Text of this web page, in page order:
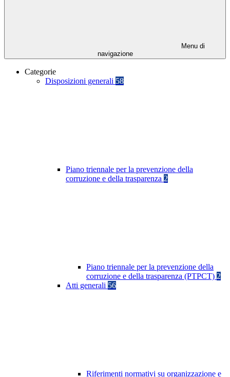
Menu di
navigazione
Categorie
Disposizioni generali 58
Piano triennale per la prevenzione della
corruzione e della trasparenza 2
Piano triennale per la prevenzione della
corruzione e della trasparenza (PTPCT) 2
Atti generali 56
Riferimenti normativi su organizzazione e